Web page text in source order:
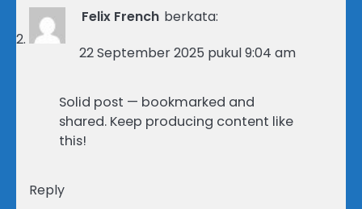
Felix French berkata:
22 September 2025 pukul 9:04 am
Solid post — bookmarked and
shared. Keep producing content like
this!
Reply